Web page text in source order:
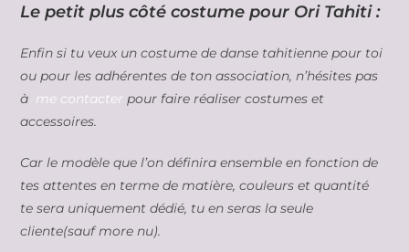
Le petit plus côté costume pour Ori Tahiti :
Enfin si tu veux un costume de danse tahitienne pour toi
ou pour les adhérentes de ton association, n’hésites pas
à me contacter pour faire réaliser costumes et
accessoires.
Car le modèle que l’on définira ensemble en fonction de
tes attentes en terme de matière, couleurs et quantité
te sera uniquement dédié, tu en seras la seule
cliente(sauf more nu).